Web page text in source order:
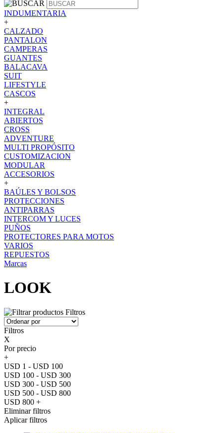
INDUMENTARIA
+
CALZADO
PANTALON
CAMPERAS
GUANTES
BALACAVA
SUIT
LIFESTYLE
CASCOS
+
INTEGRAL
ABIERTOS
CROSS
ADVENTURE
MULTI PROPÓSITO
CUSTOMIZACION
MODULAR
ACCESORIOS
+
BAÚLES Y BOLSOS
PROTECCIONES
ANTIPARRAS
INTERCOM Y LUCES
PUÑOS
PROTECTORES PARA MOTOS
VARIOS
REPUESTOS
Marcas
LOOK
Filtros
Filtros
X
Por precio
+
USD 1 - USD 100
USD 100 - USD 300
USD 300 - USD 500
USD 500 - USD 800
USD 800 +
Eliminar filtros
Aplicar filtros